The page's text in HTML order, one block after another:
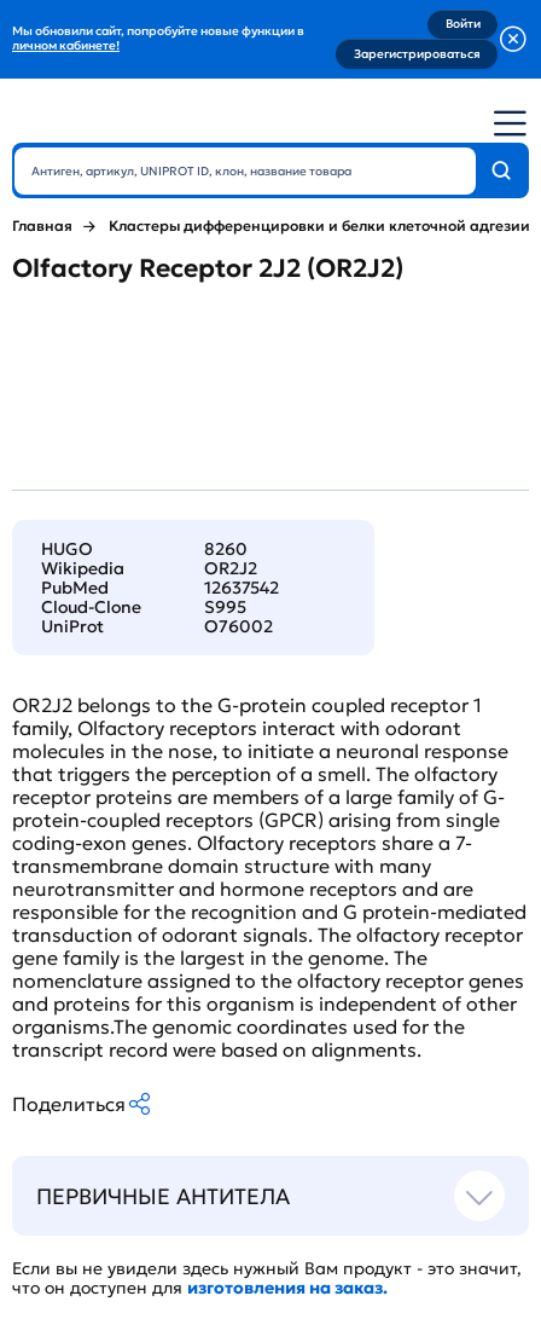
Мы обновили сайт, попробуйте новые функции в
личном кабинете!
Войти
Зарегистрироваться
Главная Кластеры дифференцировки и белки клеточной адгезии
Olfactory Receptor 2J2 (OR2J2)
HUGO
8260
Wikipedia
OR2J2
PubMed
12637542
Cloud-Clone
S995
UniProt
O76002
OR2J2 belongs to the G-protein coupled receptor 1
family, Olfactory receptors interact with odorant
molecules in the nose, to initiate a neuronal response
that triggers the perception of a smell. The olfactory
receptor proteins are members of a large family of G-
protein-coupled receptors (GPCR) arising from single
coding-exon genes. Olfactory receptors share a 7-
transmembrane domain structure with many
neurotransmitter and hormone receptors and are
responsible for the recognition and G protein-mediated
transduction of odorant signals. The olfactory receptor
gene family is the largest in the genome. The
nomenclature assigned to the olfactory receptor genes
and proteins for this organism is independent of other
organisms.The genomic coordinates used for the
transcript record were based on alignments.
Поделиться
ПЕРВИЧНЫЕ АНТИТЕЛА
Если вы не увидели здесь нужный Вам продукт - это значит,
что он доступен для изготовления на заказ.